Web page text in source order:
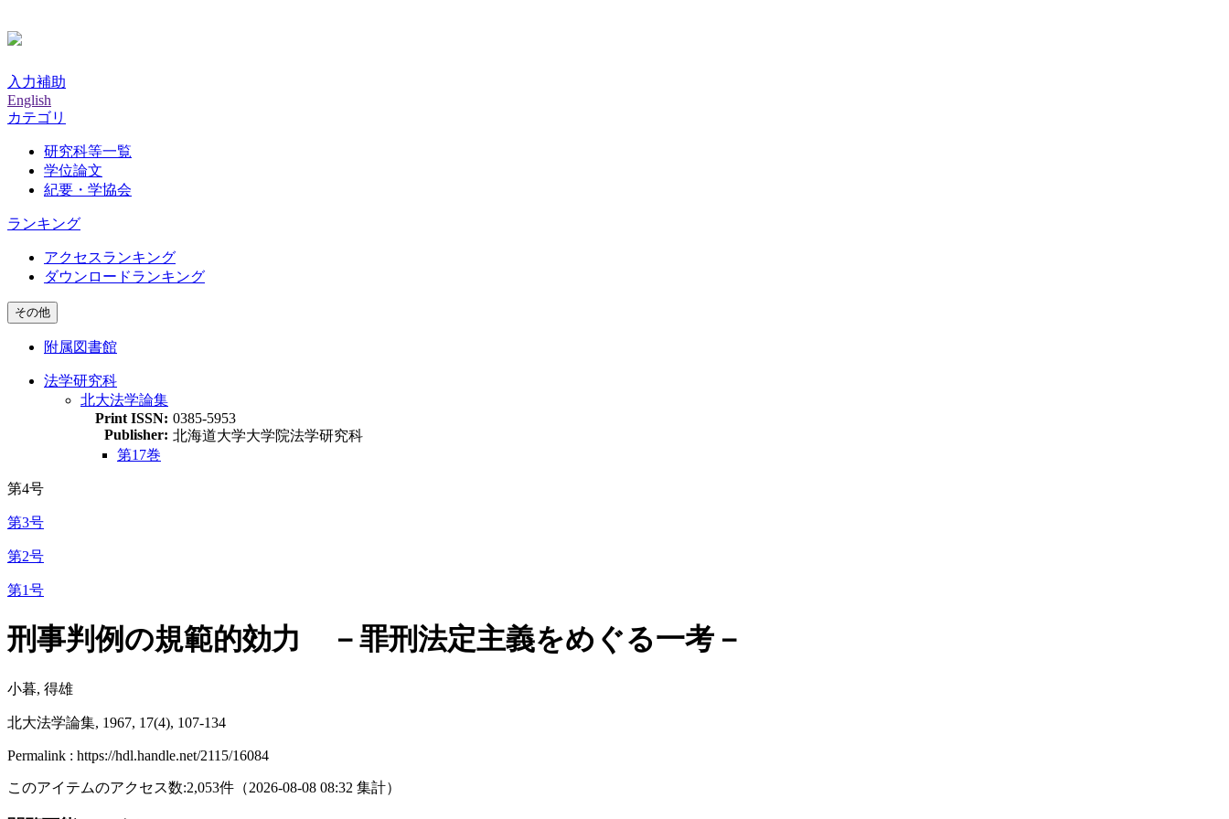
入力補助
English
カテゴリ
研究科等一覧
学位論文
紀要・学協会
ランキング
アクセスランキング
ダウンロードランキング
その他
附属図書館
法学研究科
北大法学論集
Print ISSN: 0385-5953
Publisher: 北海道大学大学院法学研究科
第17巻
第4号
第3号
第2号
第1号
刑事判例の規範的効力 －罪刑法定主義をめぐる一考－
小暮, 得雄
北大法学論集, 1967, 17(4), 107-134
Permalink : https://hdl.handle.net/2115/16084
このアイテムのアクセス数:2,053件 （2026-08-08 08:32 集計）